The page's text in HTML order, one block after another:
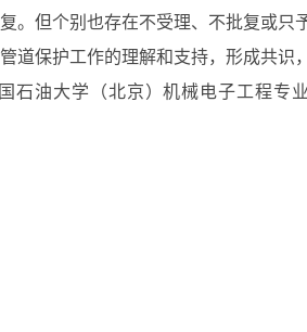
但个别也存在不受理、不批复或只
保护工作的理解和支持，形成共识
油大学（北京）机械电子工程专